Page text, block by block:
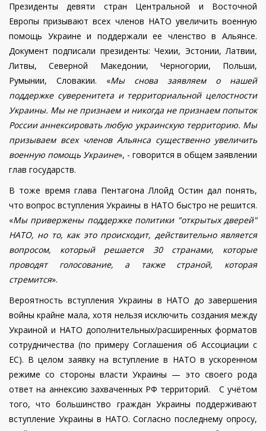
Президенты девяти стран Центральной и Восточной
Европы призывают всех членов НАТО увеличить военную
помощь Украине и поддержали ее членство в Альянсе.
Документ подписали президенты: Чехии, Эстонии, Латвии,
Литвы, Северной Македонии, Черногории, Польши,
Румынии, Словакии. «Мы снова заявляем о нашей
поддержке суверенитета и территориальной целостности
Украины. Мы не признаем и никогда не признаем попыток
России аннексировать любую украинскую территорию. Мы
призываем всех членов Альянса существенно увеличить
военную помощь Украине», - говорится в общем заявлении
глав государств.
В тоже время глава Пентагона Ллойд Остин дал понять,
что вопрос вступления Украины в НАТО быстро не решится.
«Мы привержены поддержке политики "открытых дверей"
НАТО, но то, как это происходит, действительно является
вопросом, который решается 30 странами, которые
проводят голосование, а также страной, которая
стремится».
Вероятность вступления Украины в НАТО до завершения
войны крайне мала, хотя нельзя исключить создания между
Украиной и НАТО дополнительных/расширенных форматов
сотрудничества (по примеру Соглашения об Ассоциации с
ЕС). В целом заявку на вступление в НАТО в ускоренном
режиме со стороны власти Украины — это своего рода
ответ на аннексию захваченных РФ территорий. С учётом
того, что большинство граждан Украины поддерживают
вступление Украины в НАТО. Согласно последнему опросу,